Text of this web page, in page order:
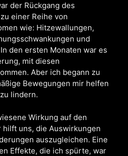
der Rückgang des
einer Reihe von
wie: Hitzewallungen,
und
den ersten Monaten war es
mit diesen
Aber ich begann zu
Bewegungen mir helfen
lindern.
Wirkung auf den
hilft uns, die Auswirkungen
auszugleichen. Eine
Effekte, die ich spürte, war